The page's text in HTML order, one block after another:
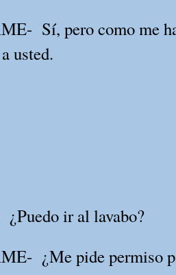
Sí, pero como me
usted.
¿Puedo ir al lavabo?
¿Me pide permiso